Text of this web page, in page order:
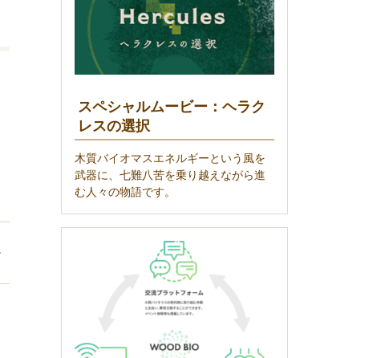
スペシャルムービー：ヘラク
レスの選択
木質バイオマスエネルギーという風を
武器に、七難八苦を乗り越えながら進
む人々の物語です。